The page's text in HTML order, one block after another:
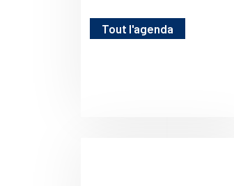
Tout l'agenda